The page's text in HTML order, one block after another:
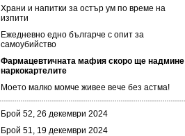
Храни и напитки за остър ум по време на
изпити
Ежедневно едно българче с опит за
самоубийство
Фармацевтичната мафия скоро ще надмине
наркокартелите
Моето малко момче живее вече без астма!
Брой 52, 26 декември 2024
Брой 51, 19 декември 2024